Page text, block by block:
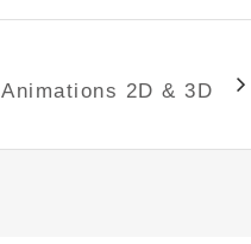
Animations 2D & 3D